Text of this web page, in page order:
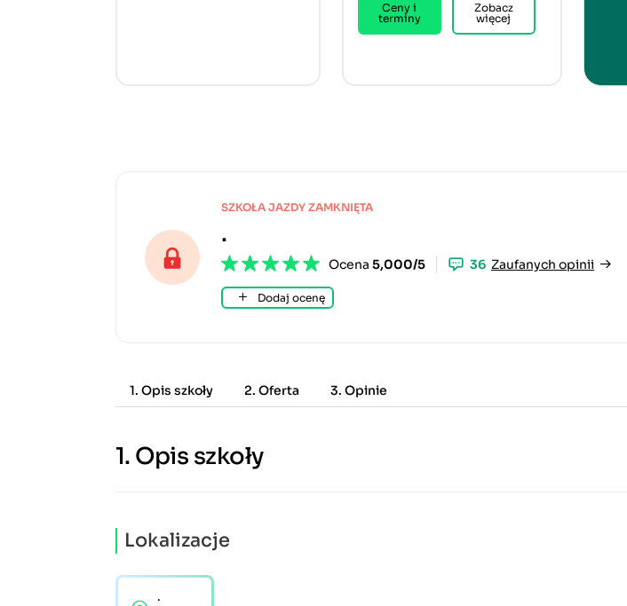
Ceny i
terminy
Zobacz
więcej
SZKOŁA JAZDY ZAMKNIĘTA
.
Ocena 5,000/5 36 Zaufanych opinii
Dodaj ocenę
1. Opis szkoły 2. Oferta 3. Opinie
1. Opis szkoły
Lokalizacje
.